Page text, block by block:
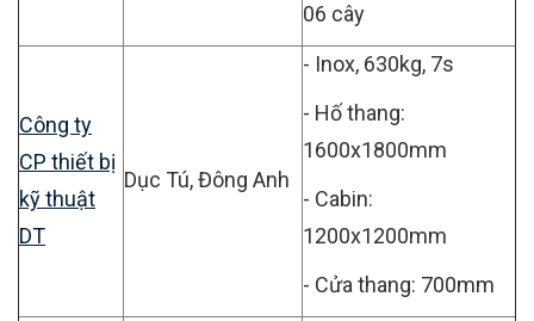
06 cây
Công ty
CP thiết bị
kỹ thuật
DT
Dục Tú, Đông Anh
- Inox, 630kg, 7s
- Hố thang:
1600x1800mm
- Cabin:
1200x1200mm
- Cửa thang: 700mm